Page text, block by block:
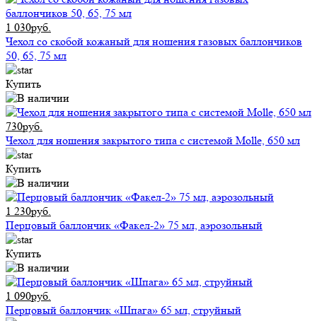
1 030руб.
Чехол со скобой кожаный для ношения газовых баллончиков
50, 65, 75 мл
Купить
730руб.
Чехол для ношения закрытого типа с системой Molle, 650 мл
Купить
1 230руб.
Перцовый баллончик «Факел-2» 75 мл, аэрозольный
Купить
1 090руб.
Перцовый баллончик «Шпага» 65 мл, струйный